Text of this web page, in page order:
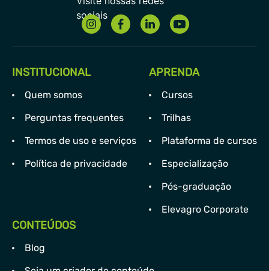
INSTITUCIONAL
Quem somos
Perguntas frequentes
Termos de uso e serviços
Política de privacidade
APRENDA
Cursos
Trilhas
Plataforma de cursos
Especialização
Pós-graduação
Elevagro Corporate
CONTEÚDOS
Blog